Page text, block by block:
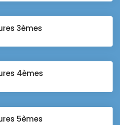
3èmes
4èmes
5èmes